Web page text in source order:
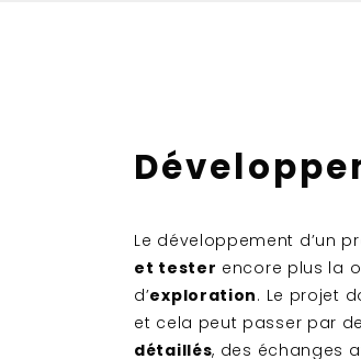
Le développement d’un
et tester encore plus la
d’exploration. Le projet
et cela peut passer par
détaillés, des échanges